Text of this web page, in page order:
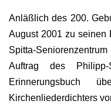
Anläßlich des 200.
August 2001 zu seinen
Spitta-
Auftrag des Philipp-
Erinnerungsbuch
Kirchenliederdichters